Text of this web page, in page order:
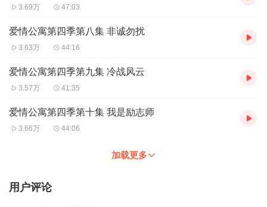
3.69万 47:03
爱情公寓第四季第八集 非诚勿扰
3.63万 44:16
爱情公寓第四季第九集 冷战风云
3.57万 41:35
爱情公寓第四季第十集 我是励志师
3.66万 44:06
加载更多
用户评论